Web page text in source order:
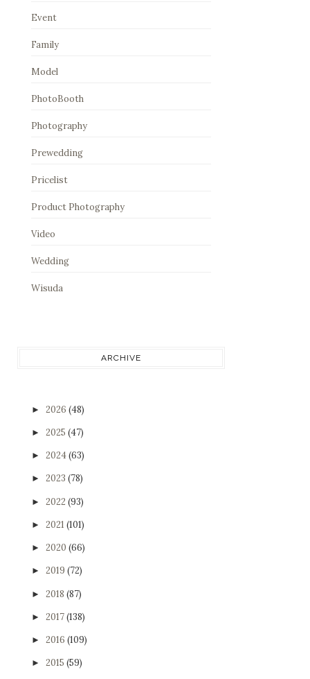
Event
Family
Model
PhotoBooth
Photography
Prewedding
Pricelist
Product Photography
Video
Wedding
Wisuda
ARCHIVE
► 2026 (48)
► 2025 (47)
► 2024(63)
► 2023 (78)
► 2022 (93)
► 2021 (101)
► 2020 (66)
► 2019 (72)
► 2018 (87)
► 2017(138)
► 2016 (109)
► 2015 (59)